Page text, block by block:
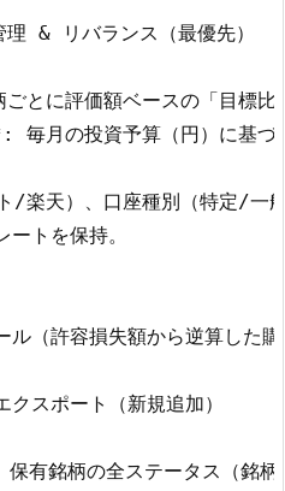
& リバランス（最優先）
に評価額ベースの「目標比
月の投資予算（円）に基づ
楽天）、口座種別（特定/一
トを保持。
許容損失額から逆算した購
スポート（新規追加）
銘柄の全ステータス（銘柄